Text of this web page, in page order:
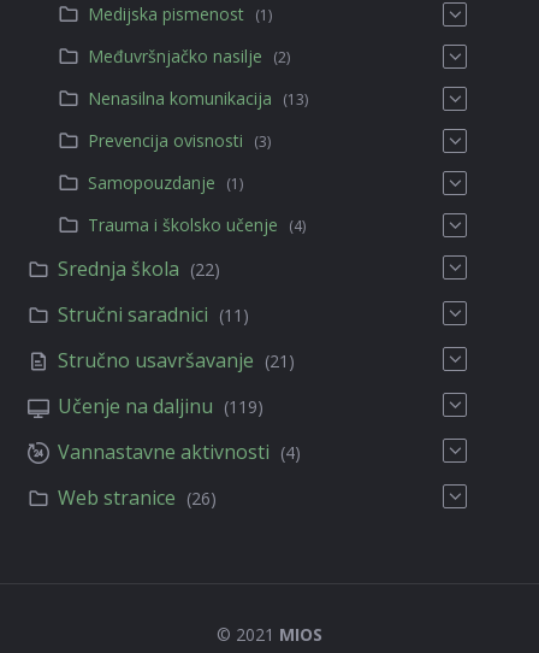
Medijska pismenost (1)
Međuvršnjačko nasilje (2)
Nenasilna komunikacija (13)
Prevencija ovisnosti (3)
Samopouzdanje (1)
Trauma i školsko učenje (4)
Srednja škola (22)
Stručni saradnici (11)
Stručno usavršavanje (21)
Učenje na daljinu (119)
Vannastavne aktivnosti (4)
Web stranice (26)
© 2021 MIOS